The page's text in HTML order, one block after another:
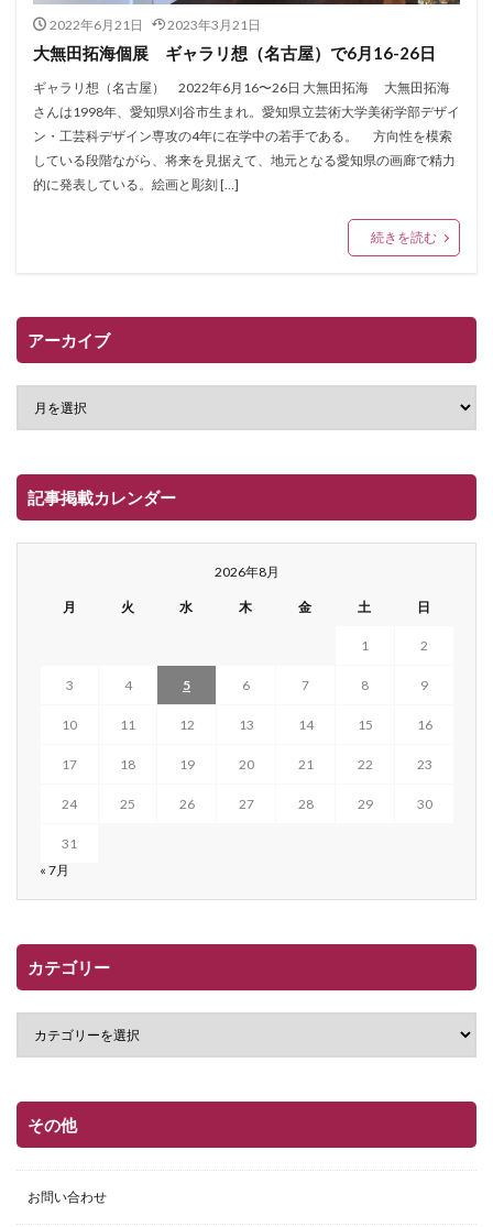
2022年6月21日 2023年3月21日
大無田拓海個展 ギャラリ想（名古屋）で6月16-26日
ギャラリ想（名古屋） 2022年6月16〜26日 大無田拓海 大無田拓海
さんは1998年、愛知県刈谷市生まれ。愛知県立芸術大学美術学部デザイ
ン・工芸科デザイン専攻の4年に在学中の若手である。 方向性を模索
している段階ながら、将来を見据えて、地元となる愛知県の画廊で精力
的に発表している。絵画と彫刻 […]
続きを読む
アーカイブ
記事掲載カレンダー
2026年8月
月 火 水 木 金 土 日
1 2
3 4 5 6 7 8 9
10 11 12 13 14 15 16
17 18 19 20 21 22 23
24 25 26 27 28 29 30
31
« 7月
カテゴリー
その他
お問い合わせ